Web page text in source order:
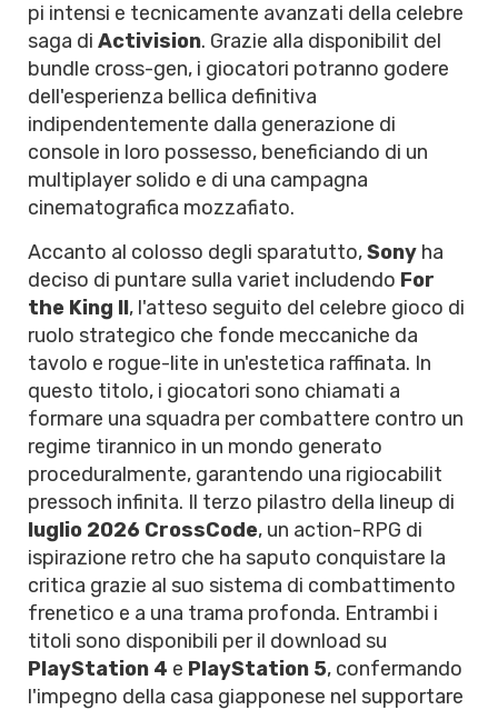
pi intensi e tecnicamente avanzati della celebre
saga di Activision. Grazie alla disponibilit del
bundle cross-gen, i giocatori potranno godere
dell'esperienza bellica definitiva
indipendentemente dalla generazione di
console in loro possesso, beneficiando di un
multiplayer solido e di una campagna
cinematografica mozzafiato.
Accanto al colosso degli sparatutto,Sony ha
deciso di puntare sulla variet includendo For
the King II, l'atteso seguito del celebre gioco di
ruolo strategico che fonde meccaniche da
tavolo e rogue-lite in un'estetica raffinata. In
questo titolo, i giocatori sono chiamati a
formare una squadra per combattere contro un
regime tirannico in un mondo generato
proceduralmente, garantendo una rigiocabilit
pressoch infinita. Il terzo pilastro della lineup di
luglio 2026 CrossCode, un action-RPG di
ispirazione retro che ha saputo conquistare la
critica grazie al suo sistema di combattimento
frenetico e a una trama profonda. Entrambi i
titoli sono disponibili per il download su
PlayStation 4 e PlayStation 5, confermando
l'impegno della casa giapponese nel supportare